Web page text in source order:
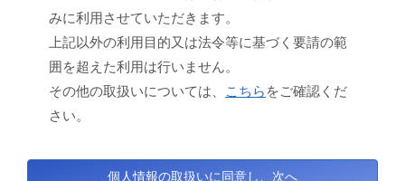
みに利用させていただきます。
上記以外の利用目的又は法令等に基づく要請の範
囲を超えた利用は行いません。
その他の取扱いについては、
こちら をご確認くだ
さい。